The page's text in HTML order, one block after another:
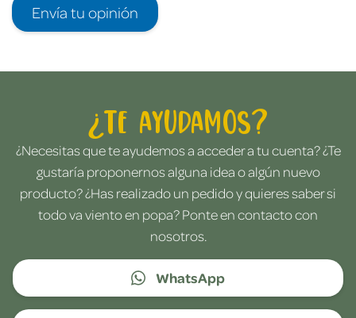
Envía tu opinión
¿Te ayudamos?
¿Necesitas que te ayudemos a acceder a tu cuenta? ¿Te
gustaría proponernos alguna idea o algún nuevo
producto? ¿Has realizado un pedido y quieres saber si
todo va viento en popa? Ponte en contacto con
nosotros.
WhatsApp